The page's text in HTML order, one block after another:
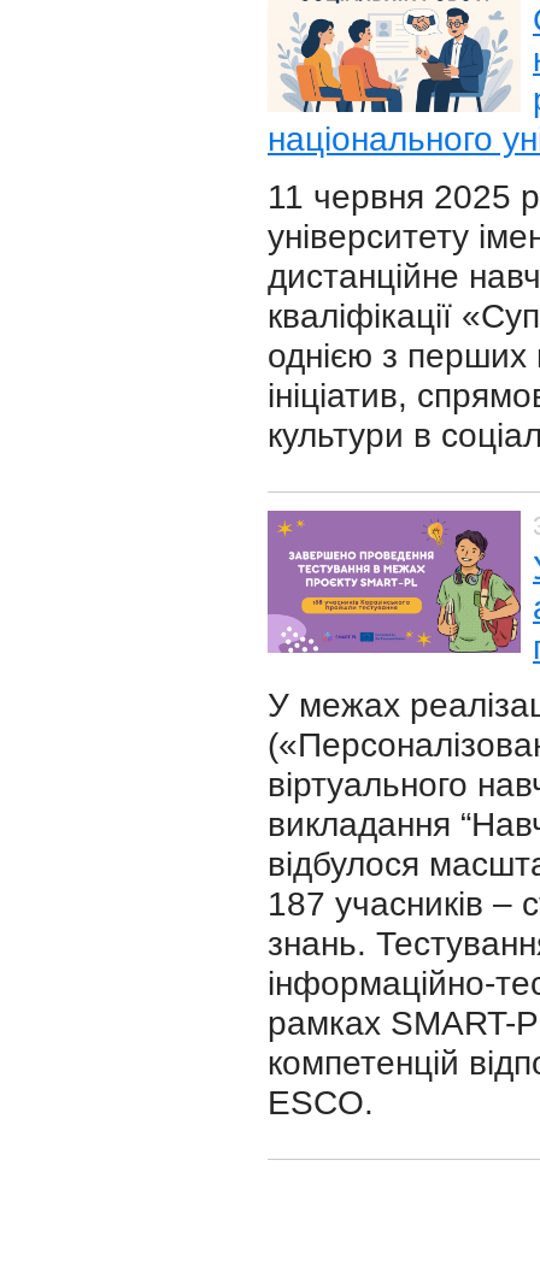
національного
11 червня 2025
університету
дистанційне
кваліфікації
однією з перших
ініціатив,
культури в
У межах
віртуального
викладання
відбулося
187 учасників –
знань.
інформаційно-
рамках SMART-
компетенцій
ESCO.